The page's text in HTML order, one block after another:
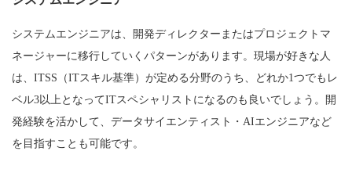
システムエンジニアは、開発ディレクターまたはプロジェクトマ
ネージャーに移行していくパターンがあります。現場が好きな人
は、ITSS（ITスキル基準）が定める分野のうち、どれか1つでもレ
ベル3以上となってITスペシャリストになるのも良いでしょう。開
発経験を活かして、データサイエンティスト・AIエンジニアなど
を目指すことも可能です。